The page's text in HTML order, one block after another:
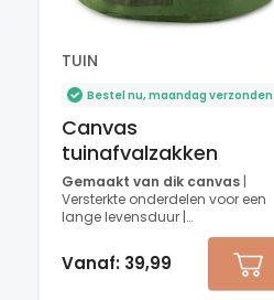
TUIN
Bestel nu, maandag verzonden
Canvas
tuinafvalzakken
Gemaakt van dik canvas |
Versterkte onderdelen voor een
lange levensduur |
Vanaf: 39,99